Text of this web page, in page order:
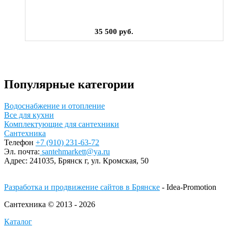
35 500 руб.
Популярные категории
Водоснабжение и отопление
Все для кухни
Комплектующие для сантехники
Сантехника
Телефон +7 (910) 231-63-72
Эл. почта: santehmarkett@ya.ru
Адрес: 241035, Брянск г, ул. Кромская, 50
Разработка и продвижение сайтов в Брянске - Idea-Promotion
Сантехника © 2013 - 2026
Каталог